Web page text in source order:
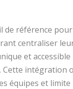
de référence
centraliser
et accessible
Cette intégration
équipes et limite